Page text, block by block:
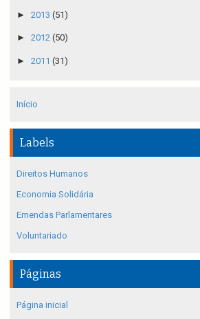
► 2013 (51)
► 2012 (50)
► 2011 (31)
Início
Labels
Direitos Humanos
Economia Solidária
Emendas Parlamentares
Voluntariado
Páginas
Página inicial